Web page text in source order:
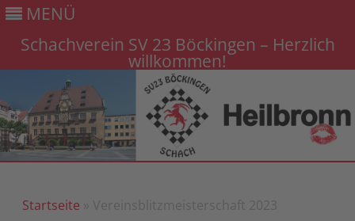
MENÜ
Schachverein SV 23 Böckingen – Herzlich
willkommen!
Gehe
Startseite